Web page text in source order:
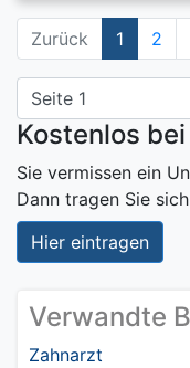
Zurück 1 2
Kostenlos
Sie vermissen ein
Dann tragen Sie
Hier eintragen
Verwandte
Zahnarzt